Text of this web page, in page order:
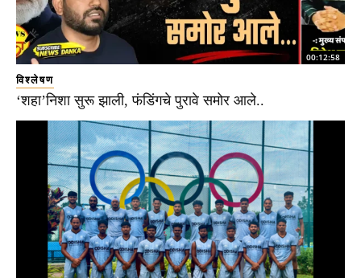
00:12:58
विश्लेषण
‘शहा’निशा सुरू झाली, फंडिंगचे पुरावे समोर आले..